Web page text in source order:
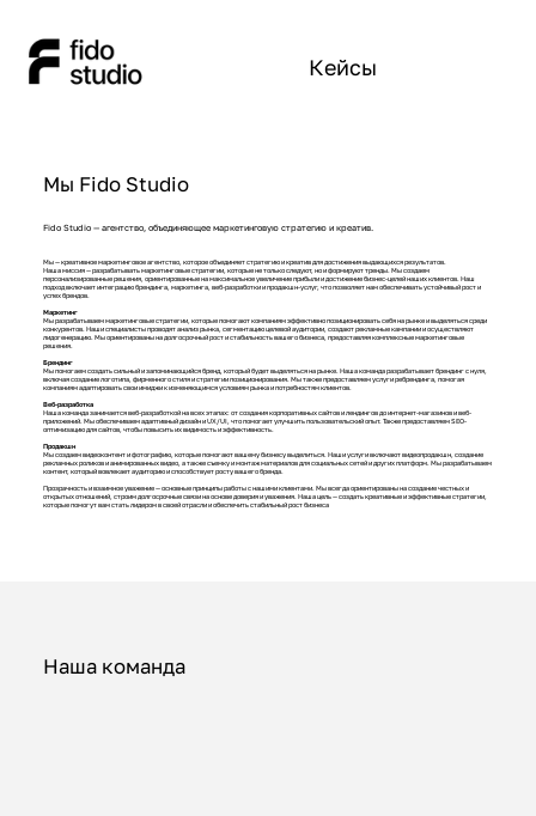
Кейсы
Мы Fido Studio
Fido Studio — агентство, объединяющее маркетинговую стратегию и креатив.
Мы — креативное маркетинговое агентство, которое объединяет стратегию и креатив для достижения выдающихся результатов.
Наша миссия — разрабатывать маркетинговые стратегии, которые не только следуют, но и формируют тренды. Мы создаем
персонализированные решения, ориентированные на максимальное увеличение прибыли и достижение бизнес-целей наших клиентов. Наш
подход включает интеграцию брендинга, маркетинга, веб-разработки и продакшн-услуг, что позволяет нам обеспечивать устойчивый рост и
успех брендов.
Маркетинг
Мы разрабатываем маркетинговые стратегии, которые помогают компаниям эффективно позиционировать себя на рынке и выделяться среди
конкурентов. Наши специалисты проводят анализ рынка, сегментацию целевой аудитории, создают рекламные кампании и осуществляют
лидогенерацию. Мы ориентированы на долгосрочный рост и стабильность вашего бизнеса, предоставляя комплексные маркетинговые
решения.
Брендинг
Мы помогаем создать сильный и запоминающийся бренд, который будет выделяться на рынке. Наша команда разрабатывает брендинг с нуля,
включая создание логотипа, фирменного стиля и стратегии позиционирования. Мы также предоставляем услуги ребрендинга, помогая
компаниям адаптировать свои имиджи к изменяющимся условиям рынка и потребностям клиентов.
Веб-разработка
Наша команда занимается веб-разработкой на всех этапах: от создания корпоративных сайтов и лендингов до интернет-магазинов и веб-
приложений. Мы обеспечиваем адаптивный дизайн и UX/UI, что помогает улучшить пользовательский опыт. Также предоставляем SEO-
оптимизацию для сайтов, чтобы повысить их видимость и эффективность.
Продакшн
Мы создаем видеоконтент и фотографию, которые помогают вашему бизнесу выделиться. Наши услуги включают видеопродакшн, создание
рекламных роликов и анимированных видео, а также съемку и монтаж материалов для социальных сетей и других платформ. Мы разрабатываем
контент, который вовлекает аудиторию и способствует росту вашего бренда.
Прозрачность и взаимное уважение — основные принципы работы с нашими клиентами. Мы всегда ориентированы на создание честных и
открытых отношений, строим долгосрочные связи на основе доверия и уважения. Наша цель — создать креативные и эффективные стратегии,
которые помогут вам стать лидером в своей отрасли и обеспечить стабильный рост бизнеса
Наша команда